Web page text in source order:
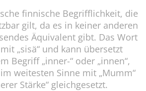
finnische Begrifflichkeit, die
gilt, da es in keiner anderen
Äquivalent gibt. Das Wort
„sisä“ und kann übersetzt
Begriff „inner-“ oder „innen“,
weitesten Sinne mit „Mumm“
Stärke“ gleichgesetzt.